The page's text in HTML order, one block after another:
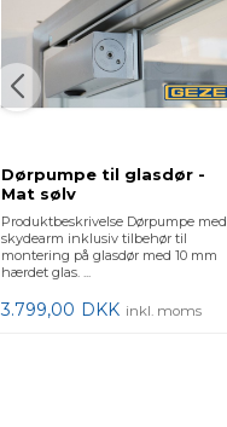
Dørpumpe til glasdør -
Mat sølv
Produktbeskrivelse Dørpumpe med
skydearm inklusiv tilbehør til
montering på glasdør med 10 mm
hærdet glas. ...
3.799,00 DKK inkl. moms